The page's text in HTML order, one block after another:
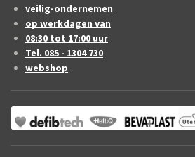
veilig-ondernemen
op werkdagen van
08:30 tot 17:00 uur
Tel. 085 - 1304 730
webshop